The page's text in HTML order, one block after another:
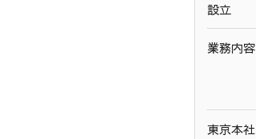
設立
業務内容
東京本社